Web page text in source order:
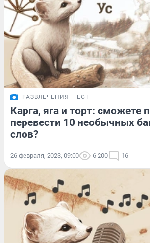
РАЗВЛЕЧЕНИЯ ТЕСТ
Карга, яга и торт: сможете
перевести 10 необычных
слов?
26 февраля, 2023, 09:00 6 200 16